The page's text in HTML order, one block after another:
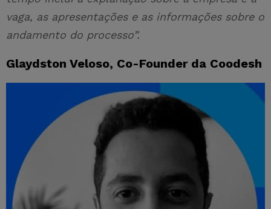
vaga, as apresentações e as informações sobre o
andamento do processo”.
Glaydston Veloso, Co-Founder da Coodesh